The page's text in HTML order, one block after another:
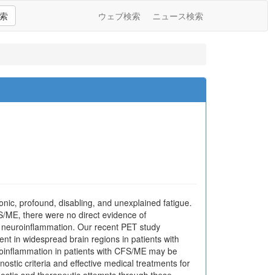
ウェブ検索 ニュース検索
profound, disabling, and unexplained fatigue.
ME, there were no direct evidence of
Our recent PET study
in widespread brain regions in patients with
in patients with CFS/ME may be
criteria and effective medical treatments for